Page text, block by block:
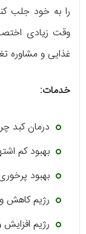
را به خود جلب
وقت زیادی
غذایی و مشاوره
خدمات:
درمان کبد
بهبود کم
بهبود
رژیم کاهش
رژیم